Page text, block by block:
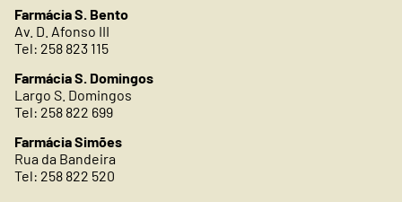
Farmácia S. Bento
Av. D. Afonso III
Tel: 258 823 115
Farmácia S. Domingos
Largo S. Domingos
Tel: 258 822 699
Farmácia Simões
Rua da Bandeira
Tel: 258 822 520